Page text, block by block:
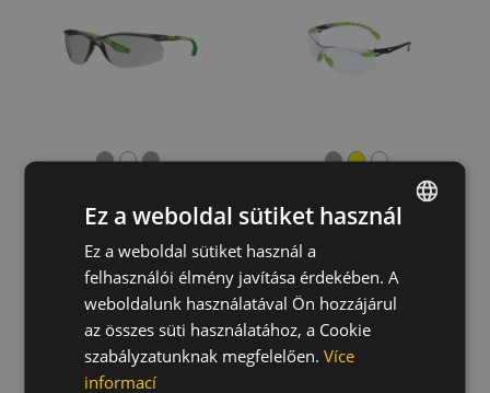
JSP RIGI
védőszemüveg
AS Blue Blocker
05010627
JSP szemüveg
M9700 SPORTS
AS
CZECH
HUNGARIAN
SLOVAK
Ez a weboldal sütiket használ
Ez a weboldal sütiket használ a
felhasználói élmény javítása érdekében. A
weboldalunk használatával Ön hozzájárul
az összes süti használatához, a Cookie
szabályzatunknak megfelelően. Více
informací